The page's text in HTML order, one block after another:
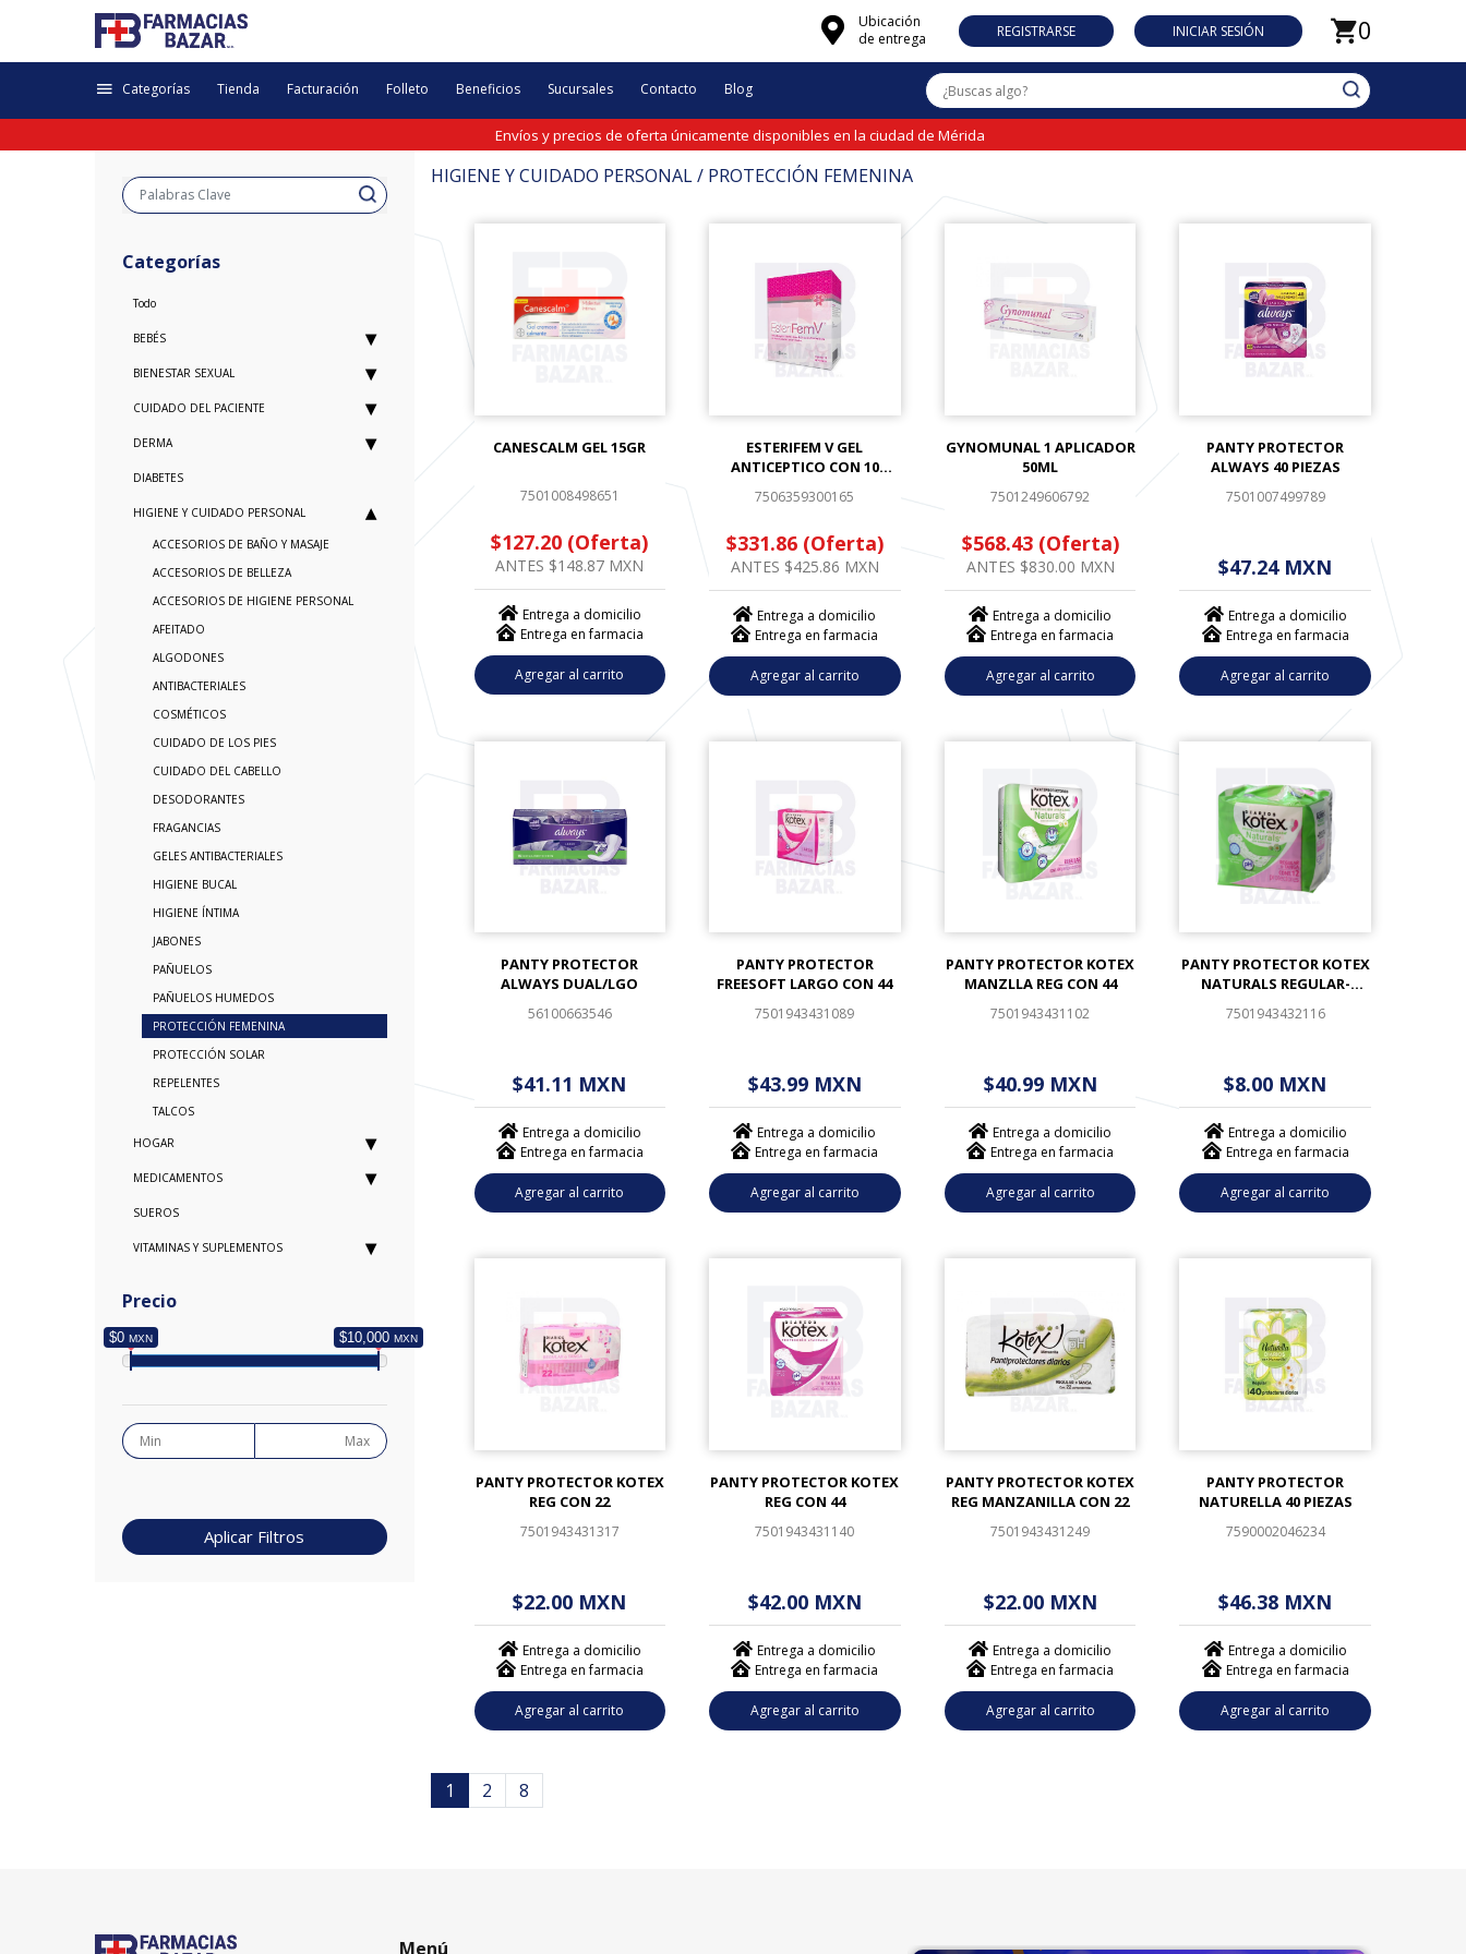
Ubicación
de entrega
REGISTRARSE INICIAR SESIÓN 0
Categorías Tienda Facturación Folleto Beneficios Sucursales Contacto Blog
Envíos y precios de oferta únicamente disponibles en la ciudad de Mérida
Categorías
Todo
BEBÉS
BIENESTAR SEXUAL
CUIDADO DEL PACIENTE
DERMA
DIABETES
HIGIENE Y CUIDADO PERSONAL
ACCESORIOS DE BAÑO Y MASAJE
ACCESORIOS DE BELLEZA
ACCESORIOS DE HIGIENE PERSONAL
AFEITADO
ALGODONES
ANTIBACTERIALES
COSMÉTICOS
CUIDADO DE LOS PIES
CUIDADO DEL CABELLO
DESODORANTES
FRAGANCIAS
GELES ANTIBACTERIALES
HIGIENE BUCAL
HIGIENE ÍNTIMA
JABONES
PAÑUELOS
PAÑUELOS HUMEDOS
PROTECCIÓN FEMENINA
PROTECCIÓN SOLAR
REPELENTES
TALCOS
HOGAR
MEDICAMENTOS
SUEROS
VITAMINAS Y SUPLEMENTOS
Precio
$0 MXN $10,000 MXN
Aplicar Filtros
HIGIENE Y CUIDADO PERSONAL / PROTECCIÓN FEMENINA
CANESCALM GEL 15GR
7501008498651
$127.20 (Oferta)
ANTES $148.87 MXN
Entrega a domicilio
Entrega en farmacia
Agregar al carrito
ESTERIFEM V GEL
ANTICEPTICO CON 10
7506359300165
$331.86 (Oferta)
ANTES $425.86 MXN
Entrega a domicilio
Entrega en farmacia
Agregar al carrito
GYNOMUNAL 1 APLICADOR
50ML
7501249606792
$568.43 (Oferta)
ANTES $830.00 MXN
Entrega a domicilio
Entrega en farmacia
Agregar al carrito
PANTY PROTECTOR
ALWAYS 40 PIEZAS
7501007499789
$47.24 MXN
Entrega a domicilio
Entrega en farmacia
Agregar al carrito
PANTY PROTECTOR
ALWAYS DUAL/LGO
56100663546
$41.11 MXN
Entrega a domicilio
Entrega en farmacia
Agregar al carrito
PANTY PROTECTOR
FREESOFT LARGO CON 44
7501943431089
$43.99 MXN
Entrega a domicilio
Entrega en farmacia
Agregar al carrito
PANTY PROTECTOR KOTEX
MANZLLA REG CON 44
7501943431102
$40.99 MXN
Entrega a domicilio
Entrega en farmacia
Agregar al carrito
PANTY PROTECTOR KOTEX
NATURALS REGULAR-
7501943432116
$8.00 MXN
Entrega a domicilio
Entrega en farmacia
Agregar al carrito
PANTY PROTECTOR KOTEX
REG CON 22
7501943431317
$22.00 MXN
Entrega a domicilio
Entrega en farmacia
Agregar al carrito
PANTY PROTECTOR KOTEX
REG CON 44
7501943431140
$42.00 MXN
Entrega a domicilio
Entrega en farmacia
Agregar al carrito
PANTY PROTECTOR KOTEX
REG MANZANILLA CON 22
7501943431249
$22.00 MXN
Entrega a domicilio
Entrega en farmacia
Agregar al carrito
PANTY PROTECTOR
NATURELLA 40 PIEZAS
7590002046234
$46.38 MXN
Entrega a domicilio
Entrega en farmacia
Agregar al carrito
1 2 8
Menú